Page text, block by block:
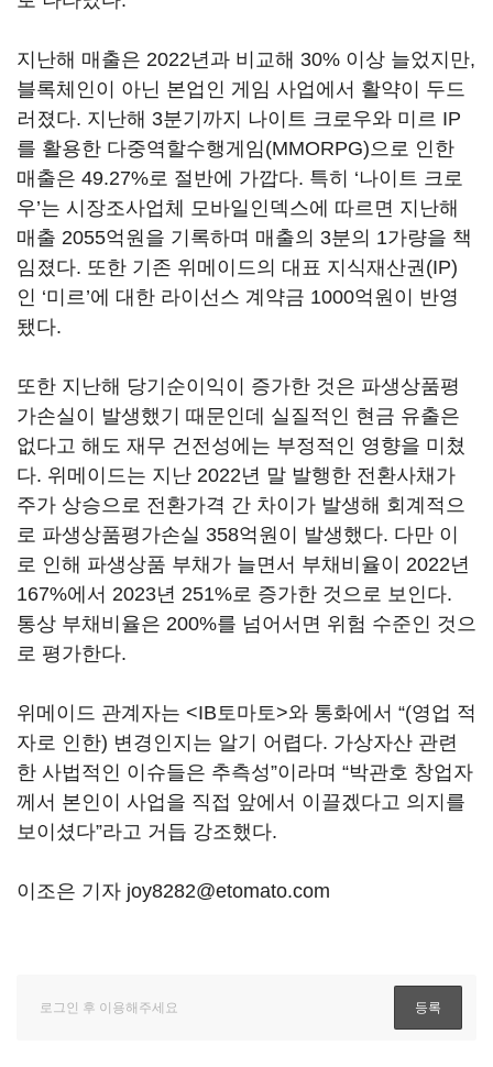
지난해 매출은 2022년과 비교해 30% 이상 늘었지만,
블록체인이 아닌 본업인 게임 사업에서 활약이 두드
러졌다. 지난해 3분기까지 나이트 크로우와 미르 IP
를 활용한 다중역할수행게임(MMORPG)으로 인한
매출은 49.27%로 절반에 가깝다. 특히 ‘나이트 크로
우’는 시장조사업체 모바일인덱스에 따르면 지난해
매출 2055억원을 기록하며 매출의 3분의 1가량을 책
임졌다. 또한 기존 위메이드의 대표 지식재산권(IP)
인 ‘미르’에 대한 라이선스 계약금 1000억원이 반영
됐다.
또한 지난해 당기순이익이 증가한 것은 파생상품평
가손실이 발생했기 때문인데 실질적인 현금 유출은
없다고 해도 재무 건전성에는 부정적인 영향을 미쳤
다. 위메이드는 지난 2022년 말 발행한 전환사채가
주가 상승으로 전환가격 간 차이가 발생해 회계적으
로 파생상품평가손실 358억원이 발생했다. 다만 이
로 인해 파생상품 부채가 늘면서 부채비율이 2022년
167%에서 2023년 251%로 증가한 것으로 보인다.
통상 부채비율은 200%를 넘어서면 위험 수준인 것으
로 평가한다.
위메이드 관계자는 <IB토마토>와 통화에서 “(영업 적
자로 인한) 변경인지는 알기 어렵다. 가상자산 관련
한 사법적인 이슈들은 추측성”이라며 “박관호 창업자
께서 본인이 사업을 직접 앞에서 이끌겠다고 의지를
보이셨다”라고 거듭 강조했다.
이조은 기자 joy8282@etomato.com